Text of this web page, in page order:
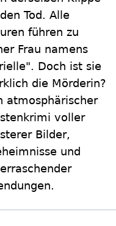
Tod. Alle
führen zu
Frau namens
Doch ist sie
die Mörderin?
atmosphärischer
voller
Bilder,
und